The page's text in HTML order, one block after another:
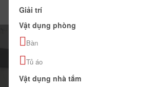
Giải trí
Vật dụng phòng
Bàn
Tủ áo
Vật dụng nhà tắm